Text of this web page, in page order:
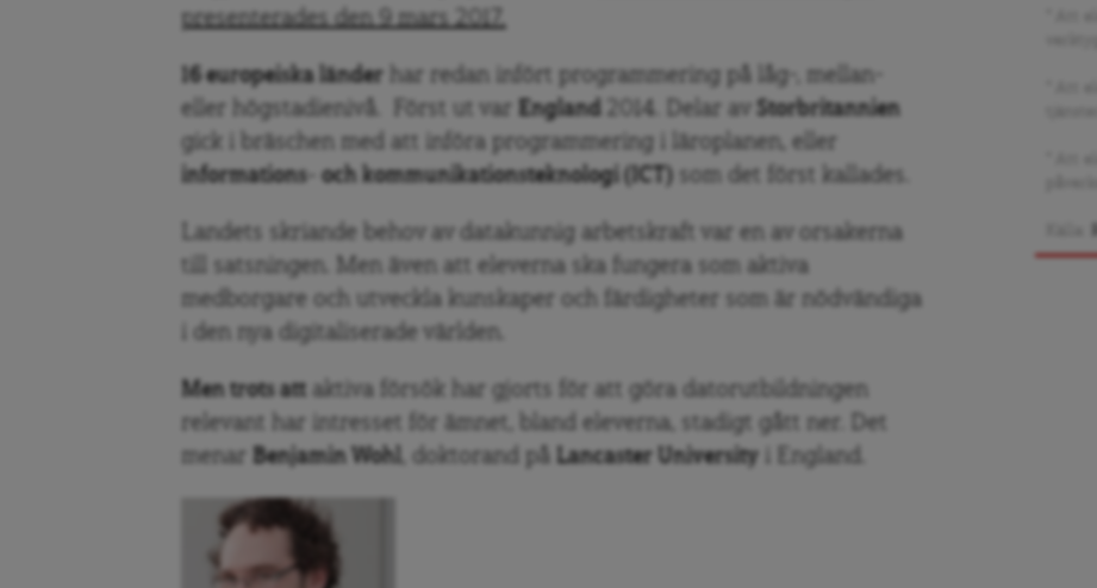
presenterades den 9 mars 2017.
16 europeiska länder har redan infört programmering på låg-, mellan-
eller högstadienivå. Först ut var
England 2014. Delar av
Storbritannien
gick i bräschen med att införa programmering i läroplanen, eller
informations- och kommunikationsteknologi (ICT)
som det först kallades.
Landets skriande behov av datakunnig arbetskraft var en av orsakerna
till satsningen. Men även att eleverna ska fungera som aktiva
medborgare och utveckla kunskaper och färdigheter som är nödvändiga
i den nya digitaliserade världen.
Men trots att aktiva försök har gjorts för att göra datorutbildningen
relevant har intresset för ämnet, bland eleverna, stadigt gått ner. Det
menar
Benjamin Wohl , doktorand på Lancaster University i England.